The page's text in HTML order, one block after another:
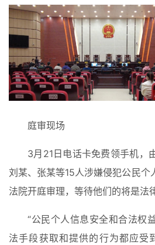
城
美
食
|
打
车
卡
登录 注
庭审现场
3月21日电话卡免费领手机，
刘某、张某等15人涉嫌侵犯公民个
法院开庭审理，等待他们的将是法
“公民个人信息安全和合法权
法手段获取和提供的行为都应受